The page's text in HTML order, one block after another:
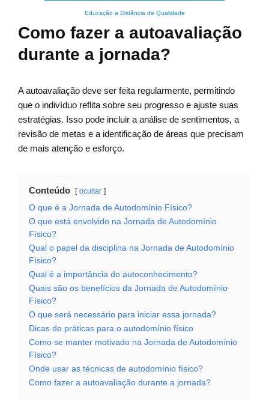
Educação a Distância de Qualidade
Como fazer a autoavaliação
durante a jornada?
A autoavaliação deve ser feita regularmente, permitindo
que o indivíduo reflita sobre seu progresso e ajuste suas
estratégias. Isso pode incluir a análise de sentimentos, a
revisão de metas e a identificação de áreas que precisam
de mais atenção e esforço.
Conteúdo ocultar
O que é a Jornada de Autodomínio Físico?
O que está envolvido na Jornada de Autodomínio
Físico?
Qual o papel da disciplina na Jornada de Autodomínio
Físico?
Qual é a importância do autoconhecimento?
Quais são os benefícios da Jornada de Autodomínio
Físico?
O que será necessário para iniciar essa jornada?
Dicas de práticas para o autodomínio físico
Como se manter motivado na Jornada de Autodomínio
Físico?
Onde usar as técnicas de autodomínio físico?
Como fazer a autoavaliação durante a jornada?